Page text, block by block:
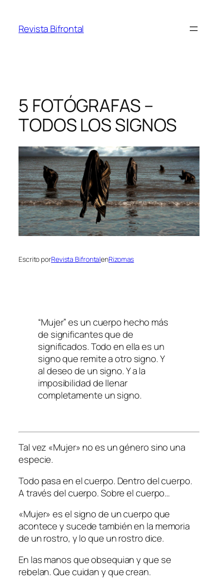
contenido
Revista Bifrontal
5 FOTÓGRAFAS –
TODOS LOS SIGNOS
Escrito porRevista BifrontalenRizomas
“Mujer” es un cuerpo hecho más
de significantes que de
significados. Todo en ella es un
signo que remite a otro signo. Y
al deseo de un signo. Y a la
imposibilidad de llenar
completamente un signo.
Tal vez «Mujer» no es un género sino una
especie.
Todo pasa en el cuerpo. Dentro del cuerpo.
A través del cuerpo. Sobre el cuerpo…
«Mujer» es el signo de un cuerpo que
acontece y sucede también en la memoria
de un rostro, y lo que un rostro dice.
En las manos que obsequian y que se
rebelan. Que cuidan y que crean.